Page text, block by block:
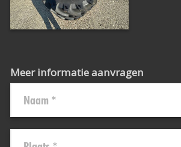
Meer informatie aanvragen